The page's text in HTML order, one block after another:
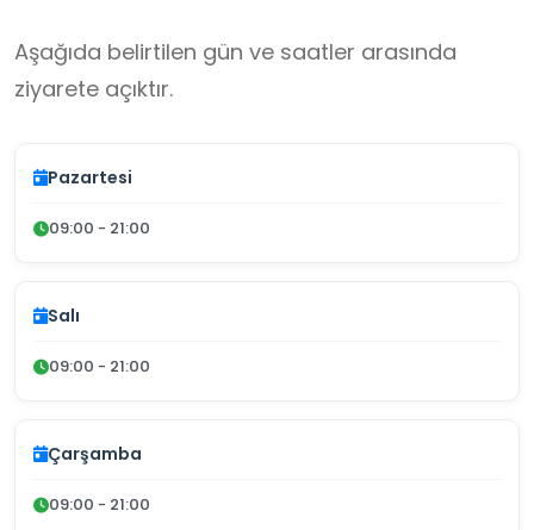
Aşağıda belirtilen gün ve saatler arasında
ziyarete açıktır.
Pazartesi
09:00 - 21:00
Salı
09:00 - 21:00
Çarşamba
09:00 - 21:00